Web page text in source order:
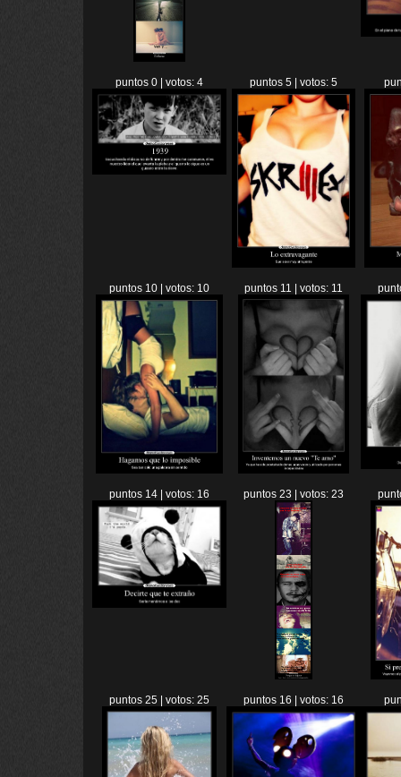
puntos 0 | votos: 4 puntos 5 | votos: 5
puntos 10 | votos: 10 puntos 11 | votos: 11
puntos 14 | votos: 16 puntos 23 | votos: 23
puntos 25 | votos: 25 puntos 16 | votos: 16